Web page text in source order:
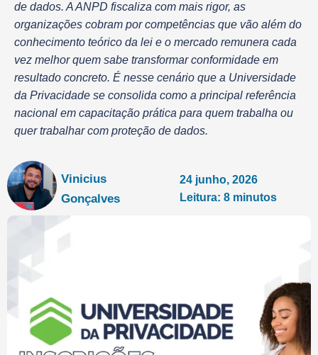
de dados. A ANPD fiscaliza com mais rigor, as
organizações cobram por competências que vão além do
conhecimento teórico da lei e o mercado remunera cada
vez melhor quem sabe transformar conformidade em
resultado concreto. É nesse cenário que a Universidade
da Privacidade se consolida como a principal referência
nacional em capacitação prática para quem trabalha ou
quer trabalhar com proteção de dados.
Vinicius
Gonçalves
24 junho, 2026
Leitura: 8 minutos